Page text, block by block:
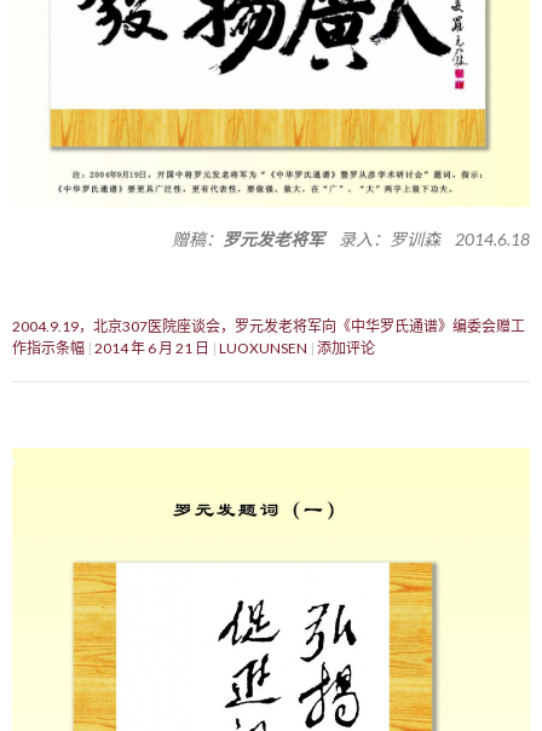
赠稿： 罗元发老将军录入：罗训森 2014.6.18
2004.9.19，北京307医院座谈会，罗元发老将军向《中华罗氏通谱》编委会赠工
作指示条幅 2014 年 6 月 21 日 LUOXUNSEN 添加评论